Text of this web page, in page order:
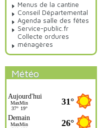
Menus de la cantine
Conseil Départemental
Agenda salle des fêtes
Service-public.fr
Collecte ordures
ménagères
Météo